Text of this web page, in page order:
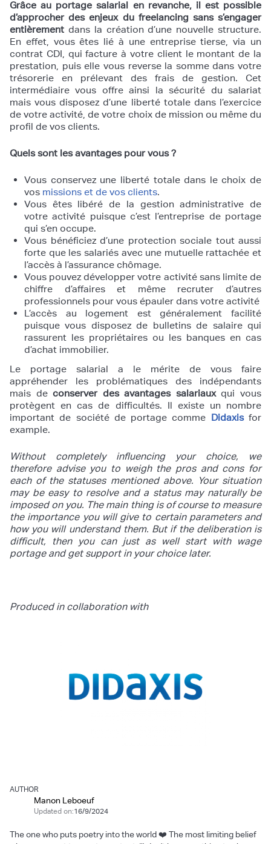
Grâce au portage salarial en revanche, il est possible
d’approcher des enjeux du freelancing sans s’engager
entièrement dans la création d’une nouvelle structure.
En effet, vous êtes lié à une entreprise tierse, via un
contrat CDI, qui facture à votre client le montant de la
prestation, puis elle vous reverse la somme dans votre
trésorerie en prélevant des frais de gestion. Cet
intermédiaire vous offre ainsi la sécurité du salariat
mais vous disposez d’une liberté totale dans l’exercice
de votre activité, de votre choix de mission ou même du
profil de vos clients.
Quels sont les avantages pour vous ?
Vous conservez une liberté totale dans le choix de
vos missions et de vos clients.
Vous êtes libéré de la gestion administrative de
votre activité puisque c’est l’entreprise de portage
qui s’en occupe.
Vous bénéficiez d’une protection sociale tout aussi
forte que les salariés avec une mutuelle rattachée et
l’accès à l’assurance chômage.
Vous pouvez développer votre activité sans limite de
chiffre d’affaires et même recruter d’autres
professionnels pour vous épauler dans votre activité
L’accès au logement est généralement facilité
puisque vous disposez de bulletins de salaire qui
rassurent les propriétaires ou les banques en cas
d’achat immobilier.
Le portage salarial a le mérite de vous faire
appréhender les problématiques des indépendants
mais deconserver des avantages salariauxqui vous
protègent en cas de difficultés. Il existe un nombre
important de société de portage comme Didaxisfor
example.
Without completely influencing your choice, we
therefore advise you to weigh the pros and cons for
each of the statuses mentioned above. Your situation
may be easy to resolve and a status may naturally be
imposed on you. The main thing is of course to measure
the importance you will give to certain parameters and
how you will understand them. But if the deliberation is
difficult, then you can just as well start with wage
portage and get support in your choice later.
Produced in collaboration with
AUTHOR
Manon Leboeuf
Updated on:16/9/2024
The one who puts poetry into the world ❤️ The most limiting belief